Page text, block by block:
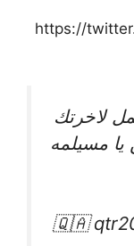
https://
لاخرتك
مسيلمه